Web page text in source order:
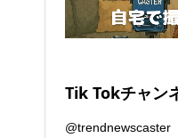
Tik Tokチャン
@trendnewscaster